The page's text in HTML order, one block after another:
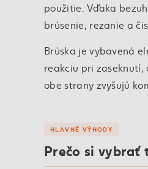
použitie. Vďaka
brúsenie, rezanie a
Brúska je vybavená
reakciu pri
obe strany zvyšujú
HLAVNÉ VÝHODY
Prečo si vybrať